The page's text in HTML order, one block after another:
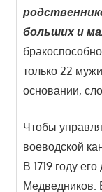
больших и
только 22
основании,
Чтобы
воеводской
В 1719 году
Медведников.